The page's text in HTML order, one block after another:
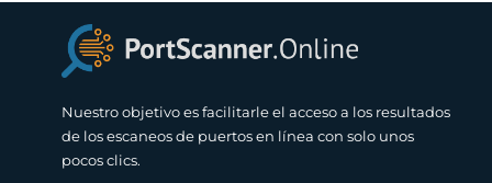
Nuestro objetivo es facilitarle el acceso a los resultados
de los escaneos de puertos en línea con solo unos
pocos clics.